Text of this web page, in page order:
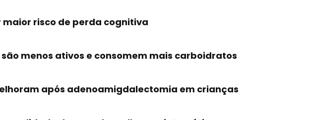
risco de perda cognitiva
menos ativos e consomem mais carboidratos
após adenoamigdalectomia em crianças